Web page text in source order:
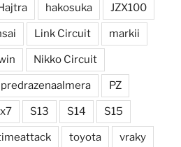
hakosuka JZX100
Link Circuit markii
Nikko Circuit
predrazenaalmera PZ
S13 S14 S15
toyota vraky